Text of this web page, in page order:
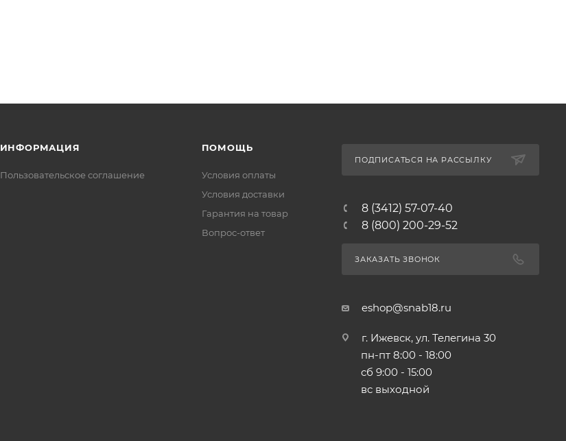
ИНФОРМАЦИЯ
Пользовательское соглашение
ПОМОЩЬ
Условия оплаты
Условия доставки
Гарантия на товар
Вопрос-ответ
ПОДПИСАТЬСЯ НА РАССЫЛКУ
8 (3412) 57-07-40
8 (800) 200-29-52
ЗАКАЗАТЬ ЗВОНОК
eshop@snab18.ru
г. Ижевск, ул. Телегина 30
пн-пт 8:00 - 18:00
сб 9:00 - 15:00
вс выходной